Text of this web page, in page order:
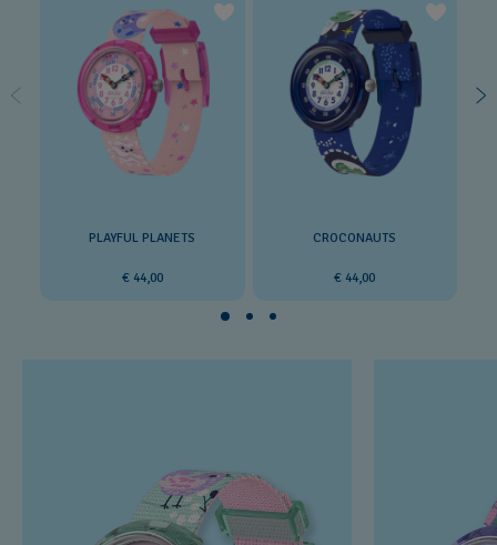
PLAYFUL PLANETS
€ 44,00
CROCONAUTS
€ 44,00